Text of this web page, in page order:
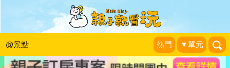
@景點 熱門 ▼單元
坐上機器戰甲啟航囉～台北奧斯丁夢想
樂園(已歇業)
珍太妃旅遊親子生活|2016-09-08